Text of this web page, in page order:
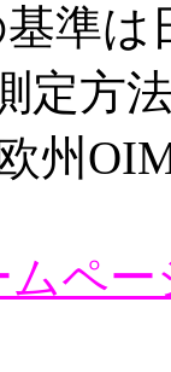
準は
方法
州
ムペー